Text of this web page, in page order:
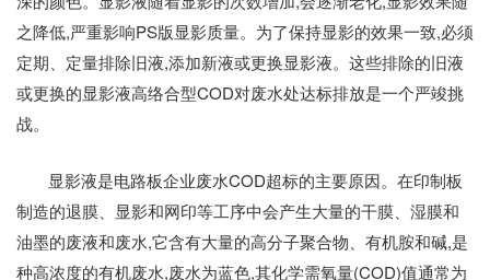
之降低,严重影响PS版显影质量。为了保持显影的效果一致,必须
定期、定量排除旧液,添加新液或更换显影液。这些排除的旧液
或更换的显影液高络合型COD对废水处达标排放是一个严竣挑
战。
显影液是电路板企业废水COD超标的主要原因。在印制板
制造的退膜、显影和网印等工序中会产生大量的干膜、湿膜和
油墨的废液和废水,它含有大量的高分子聚合物、有机胺和碱,是
种高浓度的有机废水,废水为蓝色,其化学需氧量(COD)值通常为